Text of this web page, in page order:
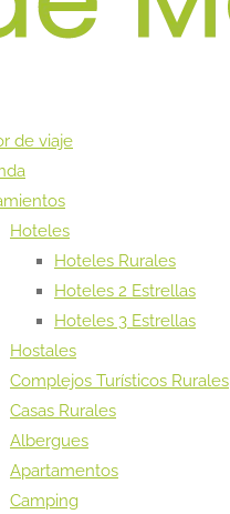
de viaje
Hoteles
Hoteles Rurales
Hoteles 2 Estrellas
Hoteles 3 Estrellas
Hostales
Complejos Turísticos Rurales
Casas Rurales
Albergues
Apartamentos
Camping